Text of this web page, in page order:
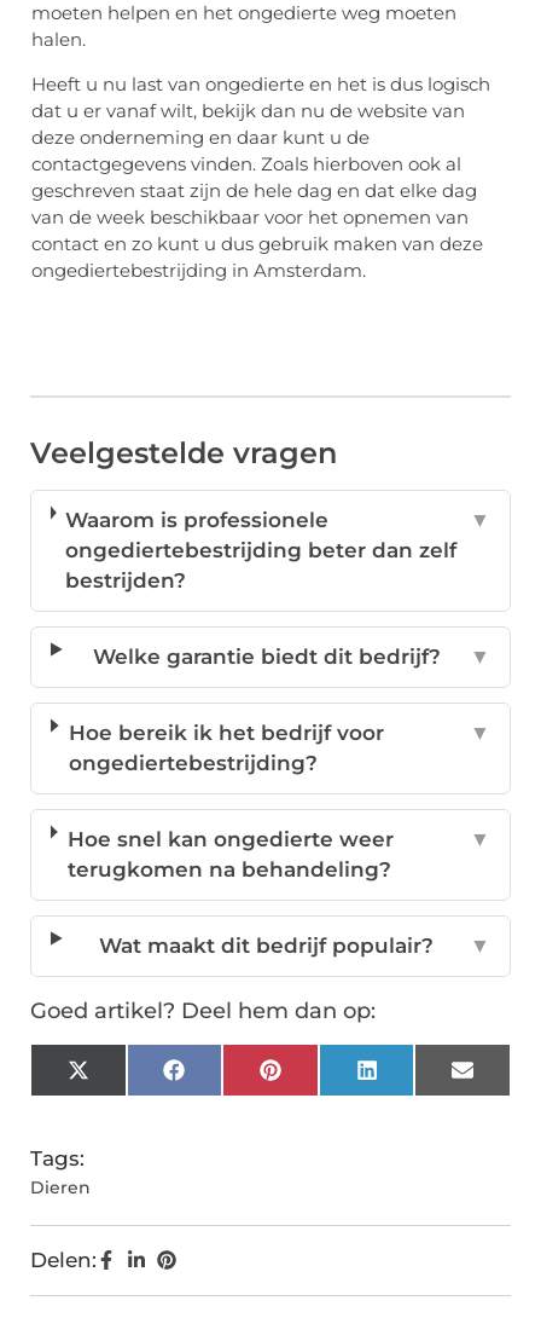
moeten helpen en het ongedierte weg moeten
halen.
Heeft u nu last van ongedierte en het is dus logisch
dat u er vanaf wilt, bekijk dan nu de website van
deze onderneming en daar kunt u de
contactgegevens vinden. Zoals hierboven ook al
geschreven staat zijn de hele dag en dat elke dag
van de week beschikbaar voor het opnemen van
contact en zo kunt u dus gebruik maken van deze
ongediertebestrijding in Amsterdam.
Veelgestelde vragen
Waarom is professionele
ongediertebestrijding beter dan zelf
bestrijden?
▼
Welke garantie biedt dit bedrijf? ▼
Hoe bereik ik het bedrijf voor
ongediertebestrijding?
▼
Hoe snel kan ongedierte weer
terugkomen na behandeling?
▼
Wat maakt dit bedrijf populair? ▼
Goed artikel? Deel hem dan op:
X
(Twitter)
FacebookPinterestLinkedInEmail
Tags:
Dieren
Delen: